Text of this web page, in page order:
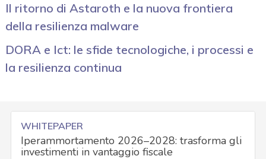
Il ritorno di Astaroth e la nuova frontiera
della resilienza malware
DORA e Ict: le sfide tecnologiche, i processi e
la resilienza continua
WHITEPAPER
Iperammortamento 2026–2028: trasforma gli
investimenti in vantaggio fiscale